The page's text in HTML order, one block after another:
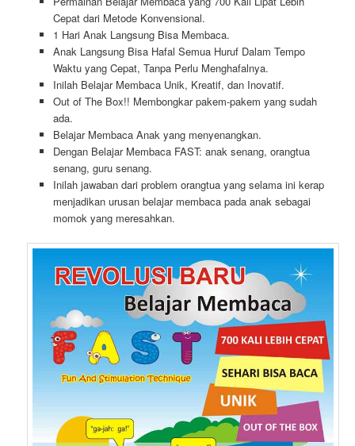
Cepat dari Metode Konvensional.
1 Hari Anak Langsung Bisa Membaca.
Anak Langsung Bisa Hafal Semua Huruf Dalam Tempo
Waktu yang Cepat, Tanpa Perlu Menghafalnya.
Inilah Belajar Membaca Unik, Kreatif, dan Inovatif.
Out of The Box!! Membongkar pakem-pakem yang sudah
ada.
Belajar Membaca Anak yang menyenangkan.
Dengan Belajar Membaca FAST: anak senang, orangtua
senang, guru senang.
Inilah jawaban dari problem orangtua yang selama ini kerap
menjadikan urusan belajar membaca pada anak sebagai
momok yang meresahkan.